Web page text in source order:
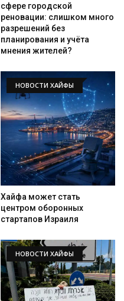
сфере городской
реновации: слишком много
разрешений без
планирования и учёта
мнения жителей?
НОВОСТИ ХАЙФЫ
Хайфа может стать
центром оборонных
стартапов Израиля
НОВОСТИ ХАЙФЫ